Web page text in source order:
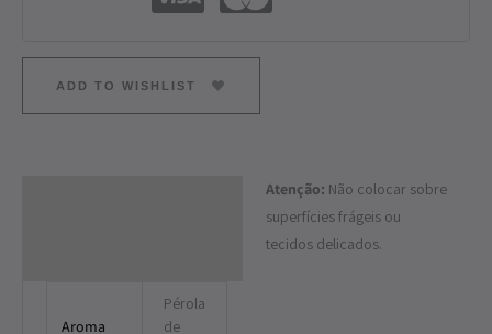
ADD TO WISHLIST
Atenção: Não colocar sobre
superfícies frágeis ou
tecidos delicados.
Aroma
Pérola
de